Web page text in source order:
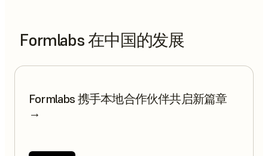
Formlabs 在中国的发展
Formlabs 携手本地合作伙伴共启新篇章
→